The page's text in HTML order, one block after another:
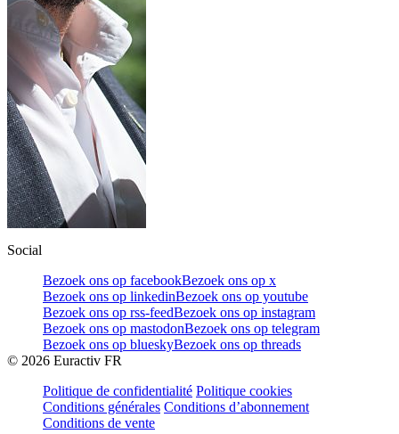
Social
Bezoek ons op facebookBezoek ons op x
Bezoek ons op linkedinBezoek ons op youtube
Bezoek ons op rss-feedBezoek ons op instagram
Bezoek ons op mastodonBezoek ons op telegram
Bezoek ons op blueskyBezoek ons op threads
© 2026 Euractiv FR
Politique de confidentialité Politique cookies
Conditions générales Conditions d’abonnement
Conditions de vente